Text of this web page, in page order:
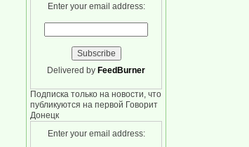
Enter your email address:
Delivered by FeedBurner
Подписка только на новости, что
публикуются на первой Говорит
Донецк
Enter your email address: